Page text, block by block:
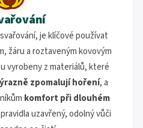
je klíčové používat
žáru a roztaveným kovovým
vyrobeny z materiálů, které
zpomalují hoření, a
komfort při dlouhém
uzavřený, odolný vůči